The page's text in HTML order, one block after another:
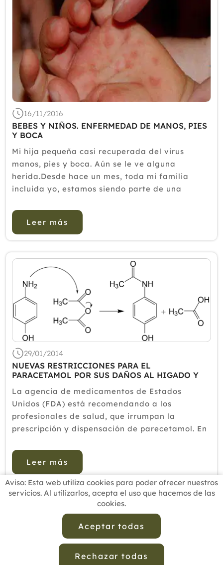
16/11/2016
BEBES Y NIÑOS. ENFERMEDAD DE MANOS, PIES
Y BOCA
Mi hija pequeña casi recuperada del virus
manos, pies y boca. Aún se le ve alguna
herida.Desde hace un mes, toda mi familia
incluida yo, estamos siendo parte de una
bacterias que nos trae mi hija mayor del cole.
Como no ha ido a la guarde, ahora esta cog...
Leer más
29/01/2014
NUEVAS RESTRICCIONES PARA EL
PARACETAMOL POR SUS DAÑOS AL HIGADO Y
La agencia de medicamentos de Estados
Unidos (FDA) está recomendando a los
profesionales de salud, que irrumpan la
prescripción y dispensación de parecetamol. En
productos de venta con receta con combinación
a dos...
Leer más
Aviso: Esta web utiliza cookies para poder ofrecer nuestros
servicios. Al utilizarlos, acepta el uso que hacemos de las
cookies.
Aceptar todas
Rechazar todas
BUSCADOR PROFESIONALES
ESCUELAS RECOMENDADAS
CONTACTO
Política de Privacidad de Datos